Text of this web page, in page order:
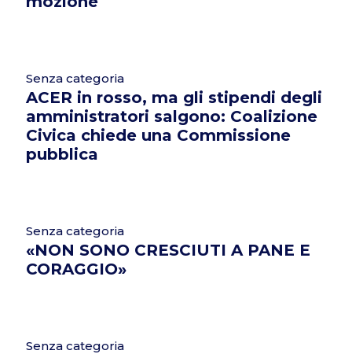
Senza categoria
ACER in rosso, ma gli stipendi degli
amministratori salgono: Coalizione
Civica chiede una Commissione
pubblica
Senza categoria
«NON SONO CRESCIUTI A PANE E
CORAGGIO»
Senza categoria